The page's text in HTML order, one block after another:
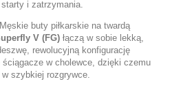
i zatrzymania.
buty piłkarskie na twardą
V (FG) łączą w sobie lekką,
rewolucyjną konfigurację
ściągacze w cholewce, dzięki czemu
szybkiej rozgrywce.